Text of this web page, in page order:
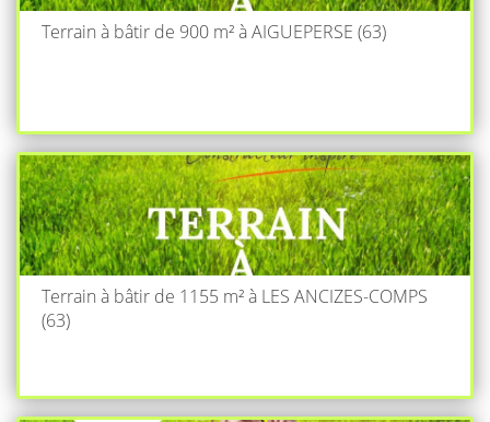
Terrain à bâtir de 900 m² à AIGUEPERSE (63)
Terrain à bâtir de 1155 m² à LES ANCIZES-COMPS
(63)